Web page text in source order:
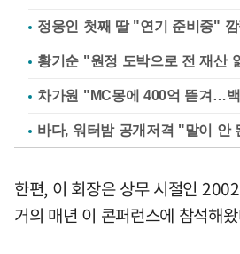
정웅인 첫째 딸 "연기 준비중"
황기순 "원정 도박으로 전 재산
바다, 워터밤 공개저격 "말이 안
한편, 이 회장은 상무 시절인
거의 매년 이 콘퍼런스에 참석해